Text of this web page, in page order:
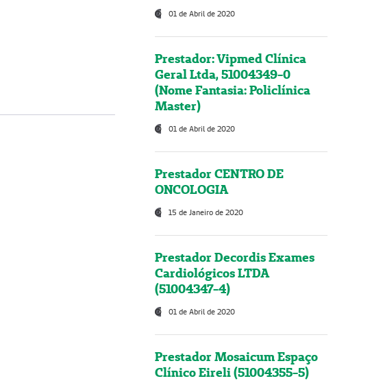
01 de Abril de 2020
Prestador: Vipmed Clínica
Geral Ltda, 51004349-0
(Nome Fantasia: Policlínica
Master)
01 de Abril de 2020
Prestador CENTRO DE
ONCOLOGIA
15 de Janeiro de 2020
Prestador Decordis Exames
Cardiológicos LTDA
(51004347-4)
01 de Abril de 2020
Prestador Mosaicum Espaço
Clínico Eireli (51004355-5)